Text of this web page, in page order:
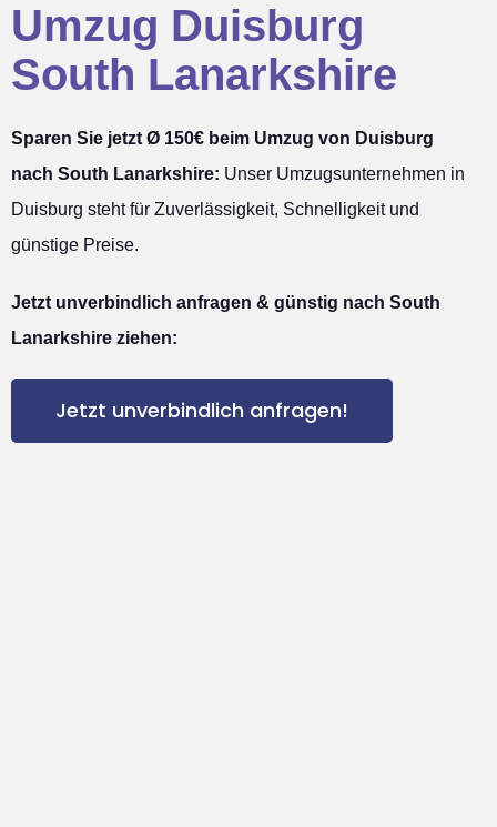
Umzug Duisburg
South Lanarkshire
Sparen Sie jetzt Ø 150€ beim Umzug von Duisburg
nach South Lanarkshire: Unser Umzugsunternehmen in
Duisburg steht für Zuverlässigkeit, Schnelligkeit und
günstige Preise.
Jetzt unverbindlich anfragen & günstig nach South
Lanarkshire ziehen:
Jetzt unverbindlich anfragen!